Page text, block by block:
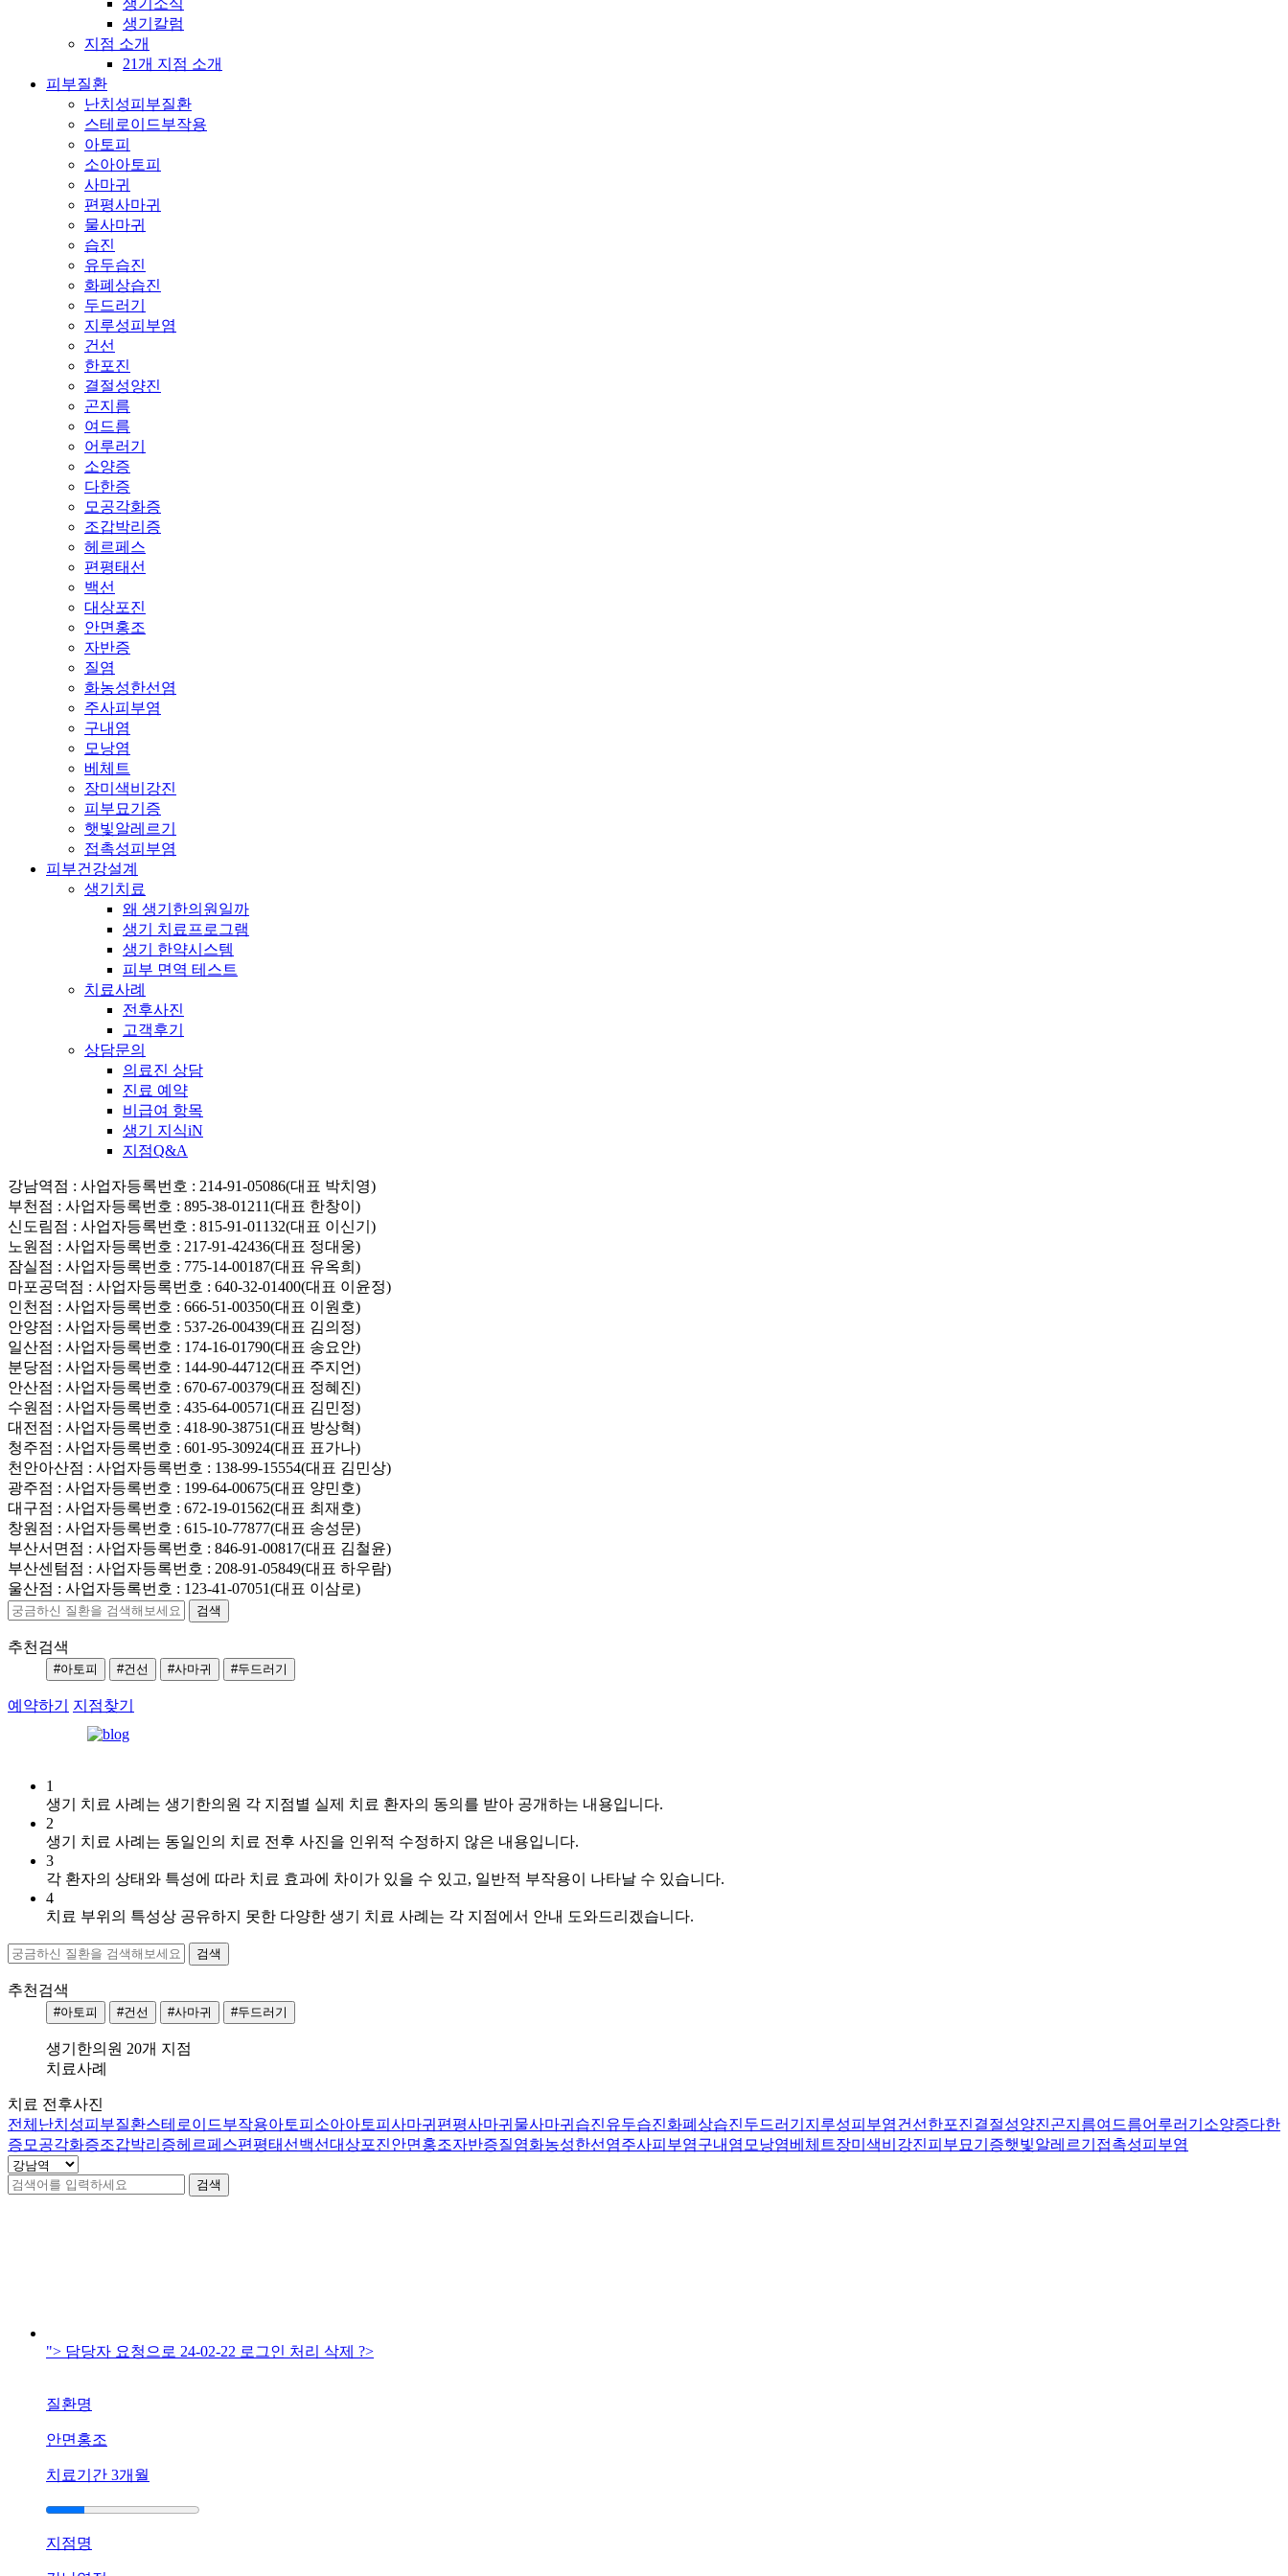
생기소식
생기칼럼
지점 소개
21개 지점 소개
피부질환
난치성피부질환
스테로이드부작용
아토피
소아아토피
사마귀
편평사마귀
물사마귀
습진
유두습진
화폐상습진
두드러기
지루성피부염
건선
한포진
결절성양진
곤지름
여드름
어루러기
소양증
다한증
모공각화증
조갑박리증
헤르페스
편평태선
백선
대상포진
안면홍조
자반증
질염
화농성한선염
주사피부염
구내염
모낭염
베체트
장미색비강진
피부묘기증
햇빛알레르기
접촉성피부염
피부건강설계
생기치료
왜 생기한의원일까
생기 치료프로그램
생기 한약시스템
피부 면역 테스트
치료사례
전후사진
고객후기
상담문의
의료진 상담
진료 예약
비급여 항목
생기 지식iN
지점Q&A
강남역점 : 사업자등록번호 : 214-91-05086(대표 박치영)
부천점 : 사업자등록번호 : 895-38-01211(대표 한창이)
신도림점 : 사업자등록번호 : 815-91-01132(대표 이신기)
노원점 : 사업자등록번호 : 217-91-42436(대표 정대웅)
잠실점 : 사업자등록번호 : 775-14-00187(대표 유옥희)
마포공덕점 : 사업자등록번호 : 640-32-01400(대표 이윤정)
인천점 : 사업자등록번호 : 666-51-00350(대표 이원호)
안양점 : 사업자등록번호 : 537-26-00439(대표 김의정)
일산점 : 사업자등록번호 : 174-16-01790(대표 송요안)
분당점 : 사업자등록번호 : 144-90-44712(대표 주지언)
안산점 : 사업자등록번호 : 670-67-00379(대표 정혜진)
수원점 : 사업자등록번호 : 435-64-00571(대표 김민정)
대전점 : 사업자등록번호 : 418-90-38751(대표 방상혁)
청주점 : 사업자등록번호 : 601-95-30924(대표 표가나)
천안아산점 : 사업자등록번호 : 138-99-15554(대표 김민상)
광주점 : 사업자등록번호 : 199-64-00675(대표 양민호)
대구점 : 사업자등록번호 : 672-19-01562(대표 최재호)
창원점 : 사업자등록번호 : 615-10-77877(대표 송성문)
부산서면점 : 사업자등록번호 : 846-91-00817(대표 김철윤)
부산센텀점 : 사업자등록번호 : 208-91-05849(대표 하우람)
울산점 : 사업자등록번호 : 123-41-07051(대표 이삼로)
추천검색
#아토피 #건선 #사마귀 #두드러기
예약하기 지점찾기
습
진
때
갈
라
지
고
아
1
생기 치료 사례는 생기한의원 각 지점별 실제 치료 환자의 동의를 받아 공개하는 내용입니다.
2
생기 치료 사례는 동일인의 치료 전후 사진을 인위적 수정하지 않은 내용입니다.
3
각 환자의 상태와 특성에 따라 치료 효과에 차이가 있을 수 있고, 일반적 부작용이 나타날 수 있습니다.
4
치료 부위의 특성상 공유하지 못한 다양한 생기 치료 사례는 각 지점에서 안내 도와드리겠습니다.
추천검색
#아토피 #건선 #사마귀 #두드러기
생기한의원 20개 지점
치료사례
치료 전후사진
전체 난치성피부질환스테로이드부작용아토피 소아아토피 사마귀 편평사마귀 물사마귀 습진유두습진화폐상습진두드러기 지루성피부염건선 한포진결절성양진곤지름여드름어루러기 소양증다한
증 모공각화증조갑박리증헤르페스편평태선 백선대상포진안면홍조자반증질염화농성한선염주사피부염구내염 모낭염베체트장미색비강진피부묘기증햇빛알레르기 접촉성피부염
검색
"> 담당자 요청으로 24-02-22 로그인 처리 삭제 ?>
질환명
안면홍조
치료기간 3개월
지점명